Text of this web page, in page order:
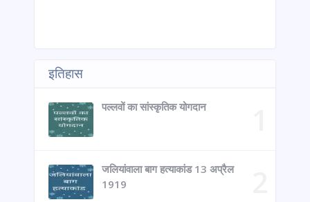
इतिहास
पल्लवों का सांस्कृतिक योगदान
जलियांवाला बाग हत्याकांड 13 अप्रैल
1919